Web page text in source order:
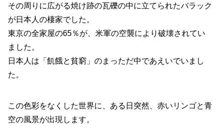
その周りに広がる焼け跡の瓦礫の中に立てられたバラック
が日本人の棲家でした。
東京の全家屋の65％が、米軍の空襲により破壊されてい
ました。
日本人は「飢餓と貧窮」のまっただ中であえいでいまし
た。
この色彩をなくした世界に、ある日突然、赤いリンゴと青
空の風景が出現します。